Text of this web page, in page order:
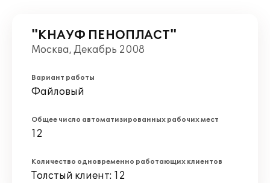
"КНАУФ ПЕНОПЛАСТ"
Москва, Декабрь 2008
Вариант работы
Файловый
Общее число автоматизированных рабочих мест
12
Количество одновременно работающих клиентов
Толстый клиент: 12